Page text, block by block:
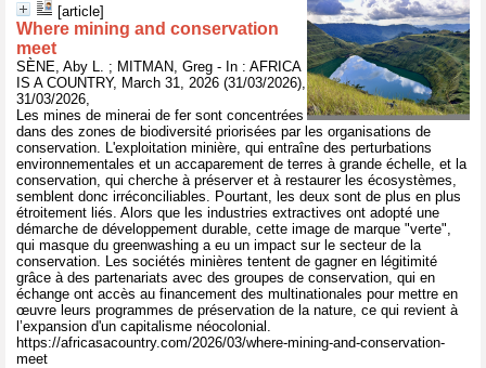
[article]
Where mining and conservation
meet
SÈNE, Aby L. ; MITMAN, Greg - In : AFRICA
IS A COUNTRY, March 31, 2026 (31/03/2026),
31/03/2026,
Les mines de minerai de fer sont concentrées
dans des zones de biodiversité priorisées par les organisations de
conservation. L'exploitation minière, qui entraîne des perturbations
environnementales et un accaparement de terres à grande échelle, et la
conservation, qui cherche à préserver et à restaurer les écosystèmes,
semblent donc irréconciliables. Pourtant, les deux sont de plus en plus
étroitement liés. Alors que les industries extractives ont adopté une
démarche de développement durable, cette image de marque "verte",
qui masque du greenwashing a eu un impact sur le secteur de la
conservation. Les sociétés minières tentent de gagner en légitimité
grâce à des partenariats avec des groupes de conservation, qui en
échange ont accès au financement des multinationales pour mettre en
œuvre leurs programmes de préservation de la nature, ce qui revient à
l’expansion d'un capitalisme néocolonial.
https://africasacountry.com/2026/03/where-mining-and-conservation-
meet